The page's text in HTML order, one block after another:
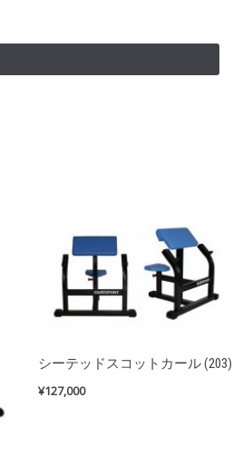
シーテッドスコットカール (203)
¥127,000